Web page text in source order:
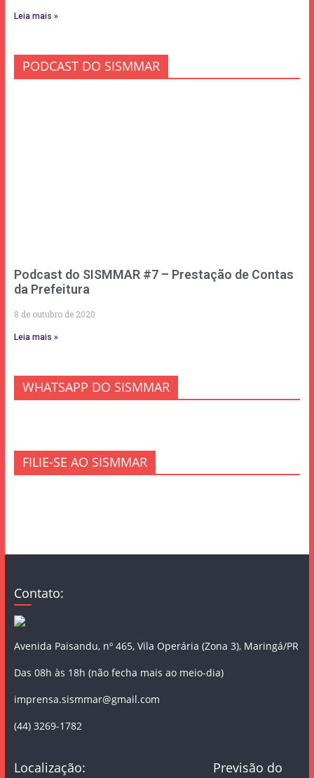
Leia mais »
PODCAST DO SISMMAR
Podcast do SISMMAR #7 – Prestação de Contas
da Prefeitura
8 de outubro de 2020
Leia mais »
WHATSAPP DO SISMMAR
FILIE-SE AO SISMMAR
Contato:
Avenida Paisandu, nº 465, Vila Operária (Zona 3), Maringá/PR
Das 08h às 18h (não fecha mais ao meio-dia)
imprensa.sismmar@gmail.com
(44) 3269-1782
Localização:
Previsão do